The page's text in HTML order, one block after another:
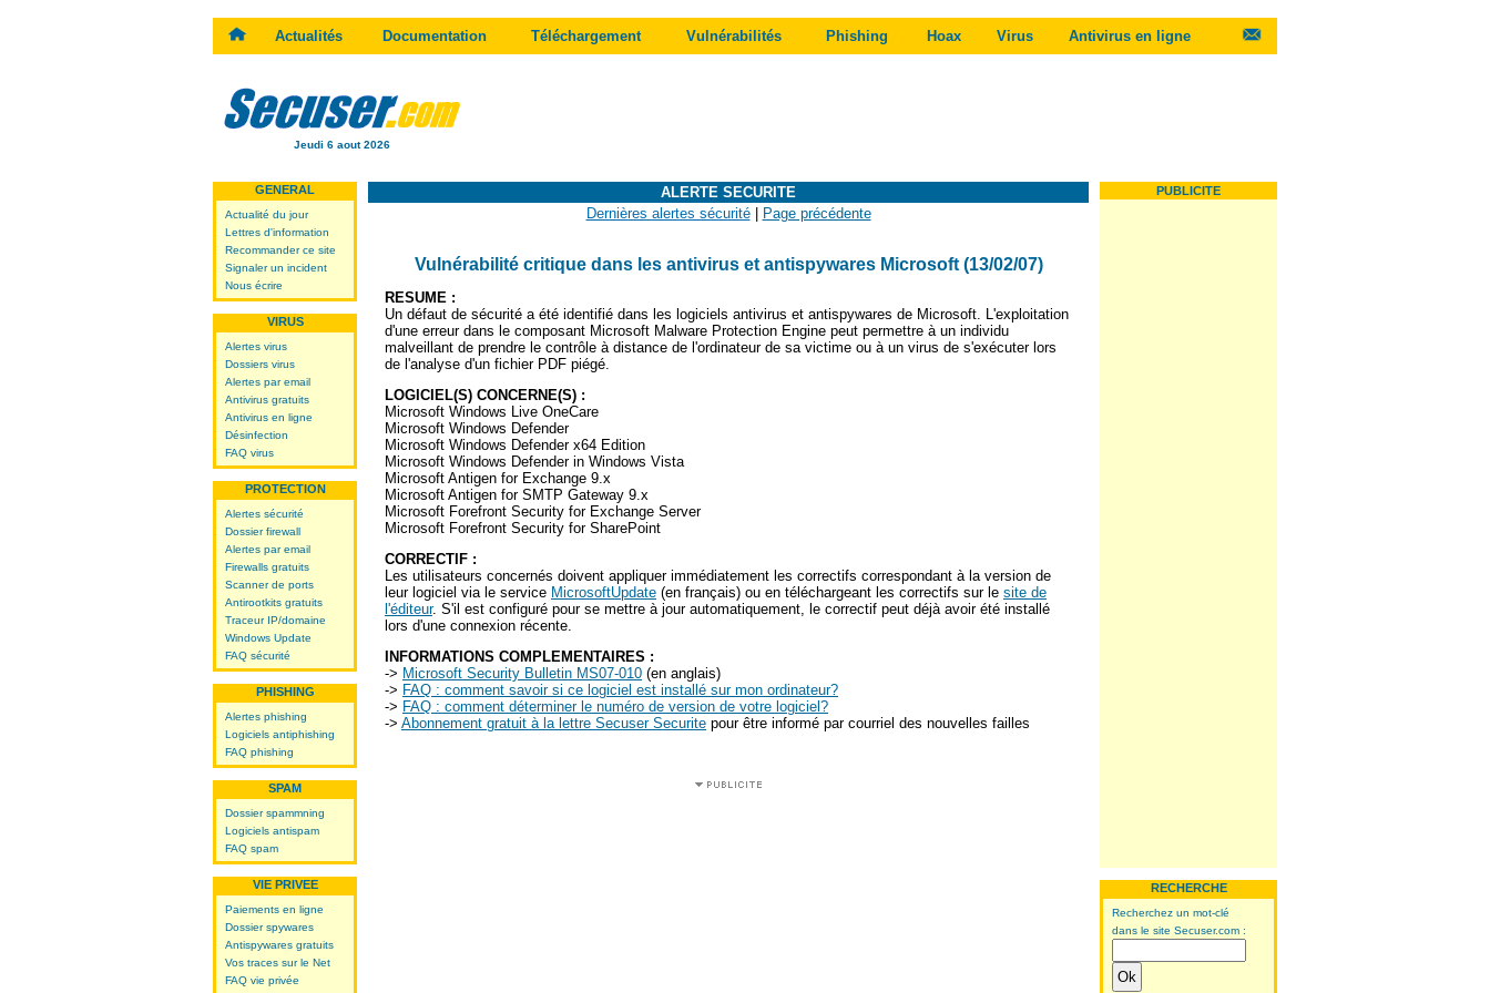
Actualités Documentation Téléchargement Vulnérabilités Phishing Hoax Virus Antivirus en ligne
Jeudi 6 aout 2026
GENERAL
Actualité du jour
Lettres d'information
Recommander ce site
Signaler un incident
Nous écrire
VIRUS
Alertes virus
Dossiers virus
Alertes par email
Antivirus gratuits
Antivirus en ligne
Désinfection
FAQ virus
PROTECTION
Alertes sécurité
Dossier firewall
Alertes par email
Firewalls gratuits
Scanner de ports
Antirootkits gratuits
Traceur IP/domaine
Windows Update
FAQ sécurité
PHISHING
Alertes phishing
Logiciels antiphishing
FAQ phishing
SPAM
Dossier spammning
Logiciels antispam
FAQ spam
VIE PRIVEE
Paiements en ligne
Dossier spywares
Antispywares gratuits
Vos traces sur le Net
FAQ vie privée
ALERTE SECURITE
Dernières alertes sécurité| Page précédente
Vulnérabilité critique dans les antivirus et antispywares Microsoft (13/02/07)
RESUME :
Un défaut de sécurité a été identifié dans les logiciels antivirus et antispywares de Microsoft. L'exploitation
d'une erreur dans le composant Microsoft Malware Protection Engine peut permettre à un individu
malveillant de prendre le contrôle à distance de l'ordinateur de sa victime ou à un virus de s'exécuter lors
de l'analyse d'un fichier PDF piégé.
LOGICIEL(S) CONCERNE(S) :
Microsoft Windows Live OneCare
Microsoft Windows Defender
Microsoft Windows Defender x64 Edition
Microsoft Windows Defender in Windows Vista
Microsoft Antigen for Exchange 9.x
Microsoft Antigen for SMTP Gateway 9.x
Microsoft Forefront Security for Exchange Server
Microsoft Forefront Security for SharePoint
CORRECTIF :
Les utilisateurs concernés doivent appliquer immédiatement les correctifs correspondant à la version de
leur logiciel via le service MicrosoftUpdate (en français) ou en téléchargeant les correctifs sur le site de
l'éditeur. S'il est configuré pour se mettre à jour automatiquement, le correctif peut déjà avoir été installé
lors d'une connexion récente.
INFORMATIONS COMPLEMENTAIRES :
-> Microsoft Security Bulletin MS07-010 (en anglais)
-> FAQ : comment savoir si ce logiciel est installé sur mon ordinateur?
-> FAQ : comment déterminer le numéro de version de votre logiciel?
-> Abonnement gratuit à la lettre Secuser Securite pour être informé par courriel des nouvelles failles
PUBLICITE
RECHERCHE
Recherchez un mot-clé
dans le site Secuser.com :